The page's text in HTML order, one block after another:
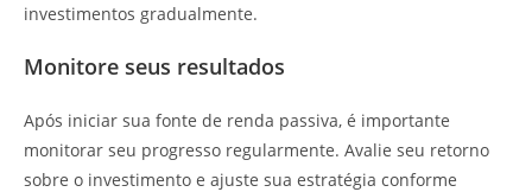
investimentos gradualmente.
Monitore seus resultados
Após iniciar sua fonte de renda passiva, é importante
monitorar seu progresso regularmente. Avalie seu retorno
sobre o investimento e ajuste sua estratégia conforme